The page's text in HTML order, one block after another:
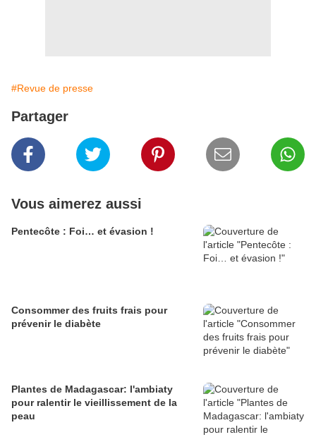
#Revue de presse
Partager
Vous aimerez aussi
Pentecôte : Foi… et évasion !
Consommer des fruits frais pour
prévenir le diabète
Plantes de Madagascar: l'ambiaty
pour ralentir le vieillissement de la
peau